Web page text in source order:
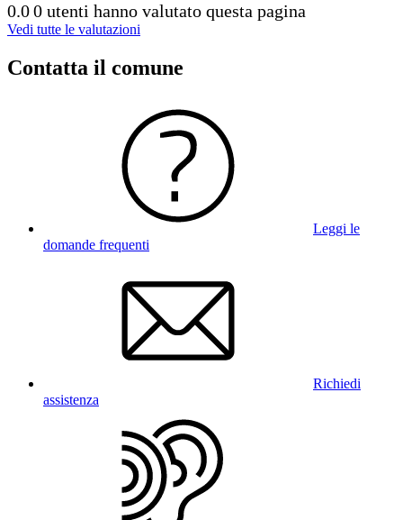
0.00 utenti hanno valutato questa pagina
Vedi tutte le valutazioni
Contatta il comune
Leggi le
domande frequenti
Richiedi
assistenza